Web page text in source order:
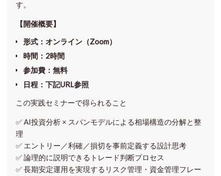
す。
【開催概要】
形式：オンライン（Zoom）
時間：2時間
参加費：無料
日程：下記URL参照
この実践セミナーで得られること
✅ AI投資分析 × スパンモデルによる相場構造の分解と整
理
✅ エントリー／利確／損切を事前定義する設計思考
✅ 論理的に説明できるトレード判断プロセス
✅ 長期安定運用を実現するリスク管理・資金管理フレー